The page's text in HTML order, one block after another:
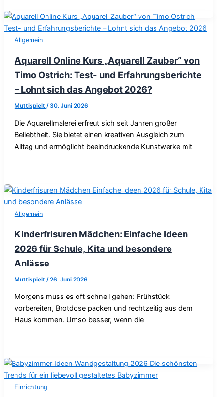
Allgemein
Aquarell Online Kurs „Aquarell Zauber“ von
Timo Ostrich: Test- und Erfahrungsberichte
– Lohnt sich das Angebot 2026?
Muttispielt /30. Juni 2026
Die Aquarellmalerei erfreut sich seit Jahren großer
Beliebtheit. Sie bietet einen kreativen Ausgleich zum
Alltag und ermöglicht beeindruckende Kunstwerke mit
Allgemein
Kinderfrisuren Mädchen: Einfache Ideen
2026 für Schule, Kita und besondere
Anlässe
Muttispielt /26. Juni 2026
Morgens muss es oft schnell gehen: Frühstück
vorbereiten, Brotdose packen und rechtzeitig aus dem
Haus kommen. Umso besser, wenn die
Einrichtung